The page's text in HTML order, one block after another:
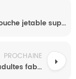
ÉCHANTILLON gratuit Grande couche jetable super épaisse pour adultes pour personnes âgées
PROCHAINE
ÉCHANTILLON GRATUIT couches pour adultes fabrication de pantalons adultes pull up couches pour adultes en gros jetables